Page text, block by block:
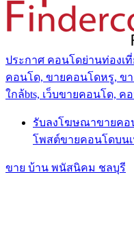
ประกาศ คอนโดย่านท่องเ
คอนโด, ขายคอนโดหรู, ข
ใกล้bts, เว็บขายคอนโด,
รับลงโฆษณาขายคอ
โพสต์ขายคอนโดบน
ขาย บ้าน พนัสนิคม ชลบุรี